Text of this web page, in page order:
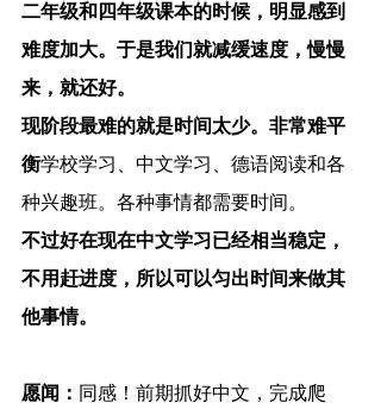
二年级和四年级课本的时候，明显感到
难度加大。于是我们就减缓速度，慢慢
来，就还好。
现阶段最难的就是时间太少。非常难平
衡学校学习、中文学习、德语阅读和各
种兴趣班。各种事情都需要时间。
不过好在现在中文学习已经相当稳定，
不用赶进度，所以可以匀出时间来做其
他事情。
愿闻： 同感！前期抓好中文，完成爬